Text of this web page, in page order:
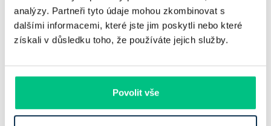
analýzy. Partneři tyto údaje mohou zkombinovat s
dalšími informacemi, které jste jim poskytli nebo které
získali v důsledku toho, že používáte jejich služby.
Povolit vše
respektive 0,25 % za každý započatý rok zbývající do konce
fixace.
samozřejmost
Banky při schvalování hypoték postupují podle vlastních